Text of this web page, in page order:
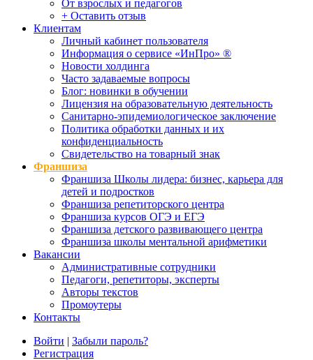
От взрослых и педагогов
+ Оставить отзыв
Клиентам
Личный кабинет пользователя
Информация о сервисе «ИнПро» ®
Новости холдинга
Часто задаваемые вопросы
Блог: новинки в обучении
Лицензия на образовательную деятельность
Санитарно-эпидемиологическое заключение
Политика обработки данных и их
конфиденциальность
Свидетельство на товарный знак
Франшиза
Франшиза Школы лидера: бизнес, карьера для
детей и подростков
Франшиза репетиторского центра
Франшиза курсов ОГЭ и ЕГЭ
Франшиза детского развивающего центра
Франшиза школы ментальной арифметики
Вакансии
Административные сотрудники
Педагоги, репетиторы, эксперты
Авторы текстов
Промоутеры
Контакты
Войти | Забыли пароль?
Регистрация